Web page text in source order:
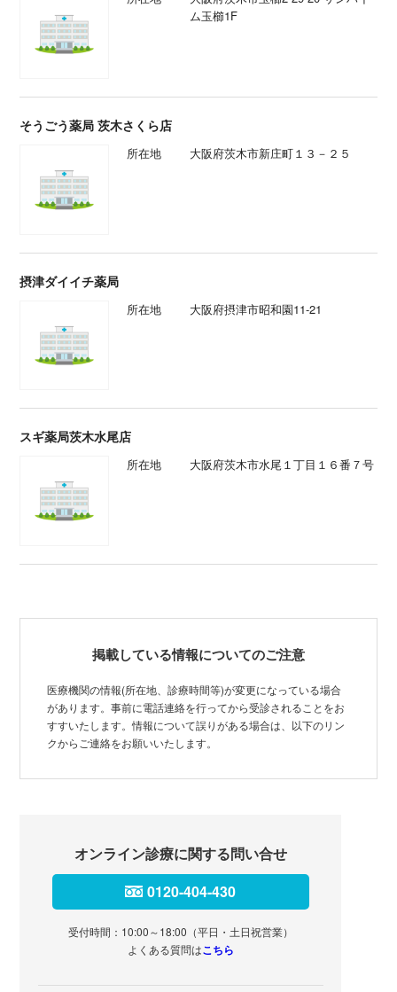
ム玉櫛1F
そうごう薬局 茨木さくら店
所在地 大阪府茨木市新庄町１３－２５
摂津ダイイチ薬局
所在地 大阪府摂津市昭和園11-21
スギ薬局茨木水尾店
所在地 大阪府茨木市水尾１丁目１６番７号
掲載している情報についてのご注意
医療機関の情報(所在地、診療時間等)が変更になっている場合
があります。事前に電話連絡を行ってから受診されることをお
すすいたします。情報について誤りがある場合は、以下のリン
クからご連絡をお願いいたします。
オンライン診療に関する問い合せ
0120-404-430
受付時間：10:00～18:00（平日・土日祝営業）
よくある質問はこちら